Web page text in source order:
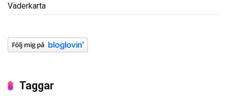
Väderkarta
Taggar